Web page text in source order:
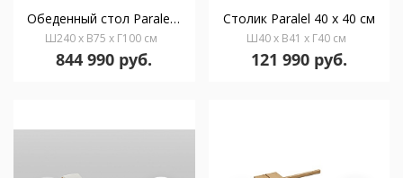
Обеденный стол Paralel 240 x 100 см
Ш240 x В75 x Г100 см
844 990 руб.
Столик Paralel 40 x 40 см
Ш40 x В41 x Г40 см
121 990 руб.